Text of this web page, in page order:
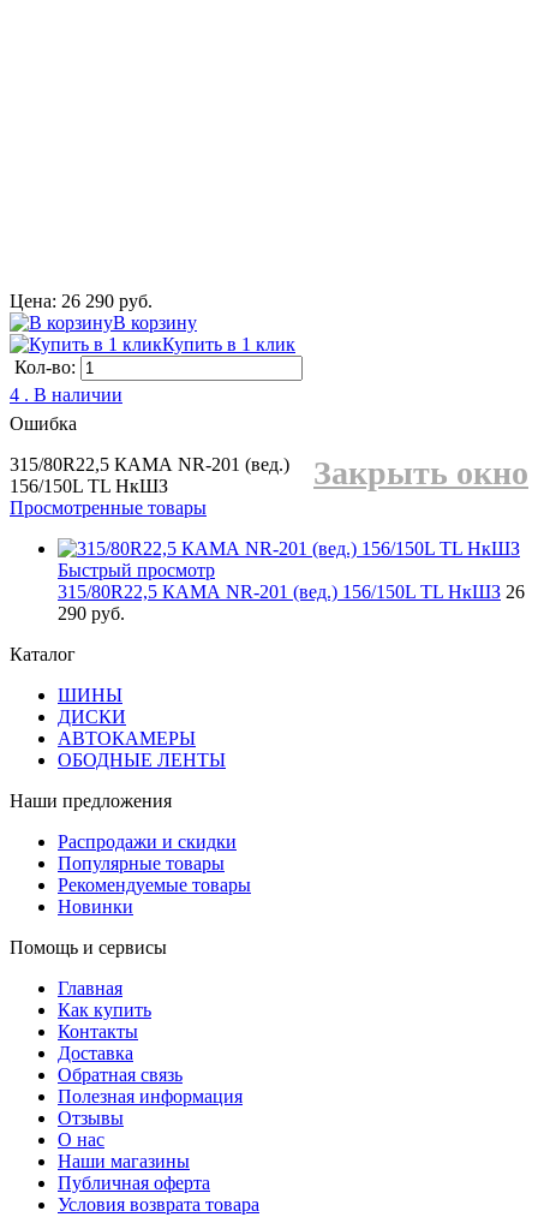
Цена: 26 290 руб.
В корзину
Купить в 1 клик
Кол-во:
4 . В наличии
Ошибка
Закрыть окно
315/80R22,5 КАМА NR-201 (вед.)
156/150L TL НкШЗ
Просмотренные товары
Быстрый просмотр
315/80R22,5 КАМА NR-201 (вед.) 156/150L TL НкШЗ 26
290 руб.
Каталог
ШИНЫ
ДИСКИ
АВТОКАМЕРЫ
ОБОДНЫЕ ЛЕНТЫ
Наши предложения
Распродажи и скидки
Популярные товары
Рекомендуемые товары
Новинки
Помощь и сервисы
Главная
Как купить
Контакты
Доставка
Обратная связь
Полезная информация
Отзывы
О нас
Наши магазины
Публичная оферта
Условия возврата товара